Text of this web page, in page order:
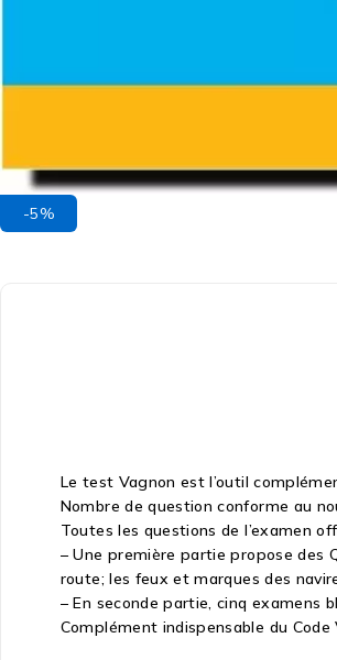
-5%
Le test Vagnon est l’outil
Nombre de question conforme au
Toutes les questions de l’examen
– Une première partie propose des
route; les feux et marques des
– En seconde partie, cinq examens
Complément indispensable du